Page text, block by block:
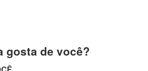
gosta de você?